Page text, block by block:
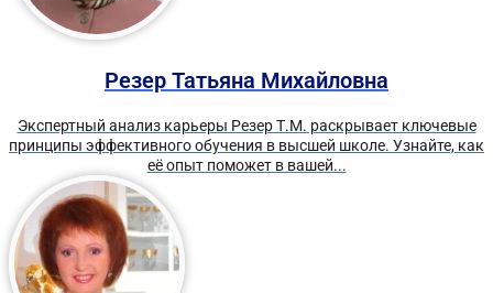
Резер Татьяна Михайловна
Экспертный анализ карьеры Резер Т.М. раскрывает ключевые
принципы эффективного обучения в высшей школе. Узнайте, как
её опыт поможет в вашей...